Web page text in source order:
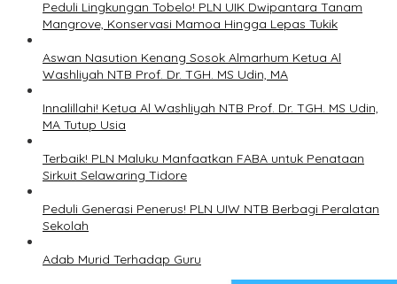
Peduli Lingkungan Tobelo! PLN UIK Dwipantara Tanam
Mangrove, Konservasi Mamoa Hingga Lepas Tukik
Aswan Nasution Kenang Sosok Almarhum Ketua Al
Washliyah NTB Prof. Dr. TGH. MS Udin, MA
Innalillahi! Ketua Al Washliyah NTB Prof. Dr. TGH. MS Udin,
MA Tutup Usia
Terbaik! PLN Maluku Manfaatkan FABA untuk Penataan
Sirkuit Selawaring Tidore
Peduli Generasi Penerus! PLN UIW NTB Berbagi Peralatan
Sekolah
Adab Murid Terhadap Guru